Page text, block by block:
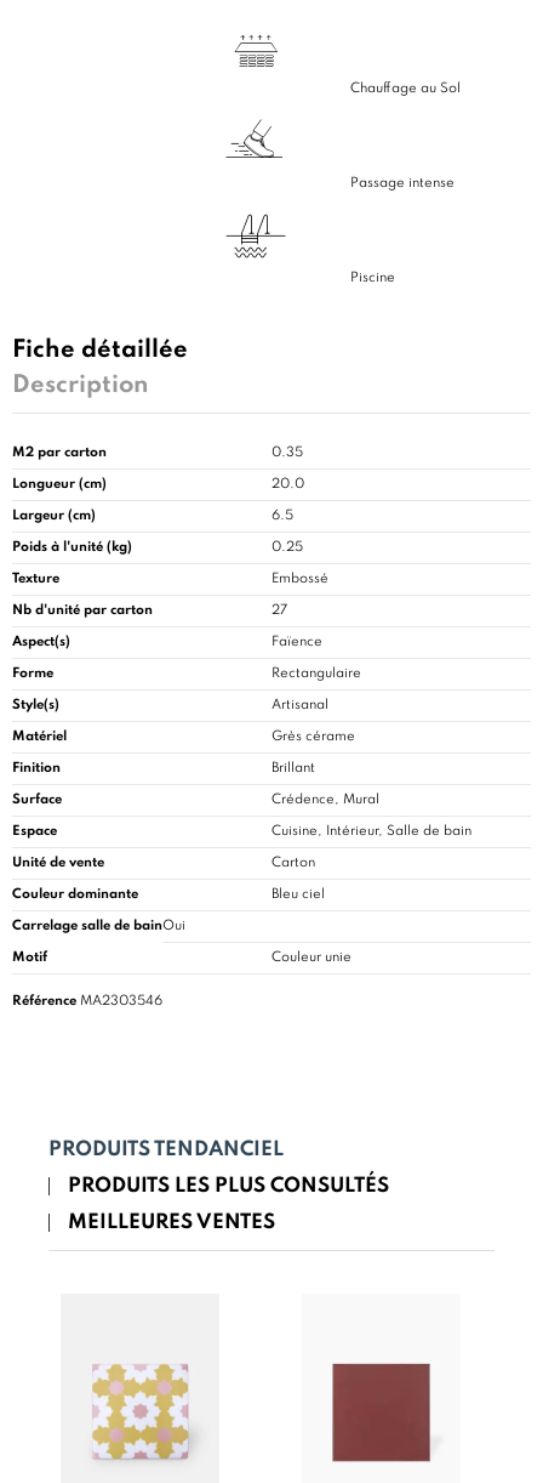
Chauffage au Sol
Passage intense
Piscine
Fiche détaillée
Description
M2 par carton 0.35
Longueur (cm) 20.0
Largeur (cm) 6.5
Poids à l'unité (kg) 0.25
Texture Embossé
Nb d'unité par carton 27
Aspect(s) Faïence
Forme Rectangulaire
Style(s) Artisanal
Matériel Grès cérame
Finition Brillant
Surface Crédence, Mural
Espace Cuisine, Intérieur, Salle de bain
Unité de vente Carton
Couleur dominante Bleu ciel
Carrelage salle de bainOui
Motif Couleur unie
Référence MA2303546
PRODUITS TENDANCIEL
PRODUITS LES PLUS CONSULTÉS
MEILLEURES VENTES